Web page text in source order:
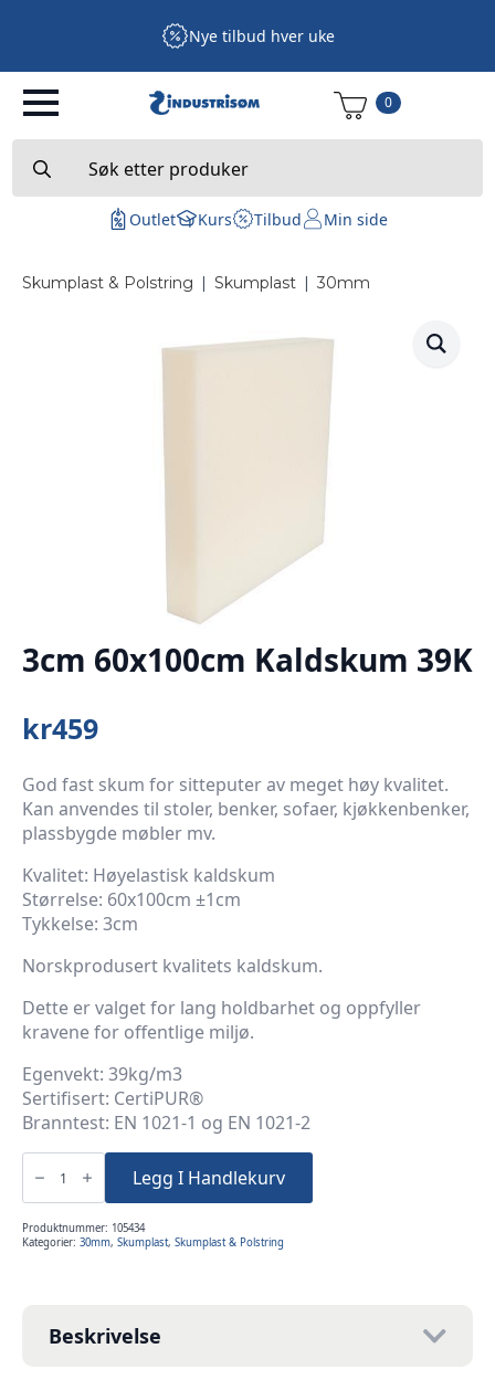
Nye tilbud hver uke
0
for:
Outlet Kurs Tilbud Min side
Skumplast & Polstring | Skumplast | 30mm
3cm 60x100cm Kaldskum 39K
kr459
God fast skum for sitteputer av meget høy kvalitet.
Kan anvendes til stoler, benker, sofaer, kjøkkenbenker,
plassbygde møbler mv.
Kvalitet: Høyelastisk kaldskum
Størrelse: 60x100cm ±1cm
Tykkelse: 3cm
Norskprodusert kvalitets kaldskum.
Dette er valget for lang holdbarhet og oppfyller
kravene for offentlige miljø.
Egenvekt: 39kg/m3
Sertifisert: CertiPUR®
Branntest: EN 1021-1 og EN 1021-2
3cm
60x100cm
Kaldskum
39K
Legg I Handlekurv
Produktnummer: 105434
Kategorier: 30mm, Skumplast, Skumplast & Polstring
Beskrivelse